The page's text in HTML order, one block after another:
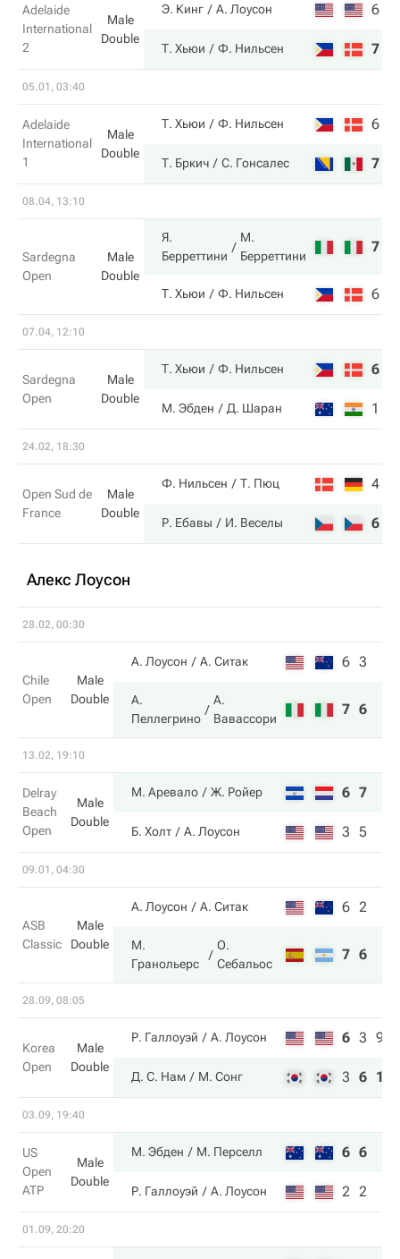
Adelaide
International
2
Male
Double
Э. Кинг А. Лоусон 6
Т. Хьюи Ф. Нильсен 7
05.01, 03:40
Adelaide
International
1
Male
Double
Т. Хьюи Ф. Нильсен 6
Т. Бркич С. Гонсалес 7
08.04, 13:10
Sardegna
Open
Male
Double
Я.
Берреттини
М.
Берреттини
7
Т. Хьюи Ф. Нильсен 6
07.04, 12:10
Sardegna
Open
Male
Double
Т. Хьюи Ф. Нильсен 6
М. Эбден Д. Шаран 1
24.02, 18:30
Open Sud de
France
Male
Double
Ф. Нильсен Т. Пюц 4
Р. Ебавы И. Веселы 6
Алекс Лоусон
28.02, 00:30
Chile
Open
Male
Double
А. Лоусон А. Ситак 6 3
А.
Пеллегрино
А.
Вавассори
7 6
13.02, 19:10
Delray
Beach
Open
Male
Double
М. Аревало Ж. Ройер 6 7
Б. Холт А. Лоусон 3 5
09.01, 04:30
ASB
Classic
Male
Double
А. Лоусон А. Ситак 6 2
М.
Гранольерс
О.
Себальос
7 6
28.09, 08:05
Korea
Open
Male
Double
Р. Галлоуэй А. Лоусон 6 3 9
Д. С. Нам М. Сонг 3 6 11
03.09, 19:40
US
Open
ATP
Male
Double
М. Эбден М. Перселл 6 6
Р. Галлоуэй А. Лоусон 2 2
01.09, 20:20